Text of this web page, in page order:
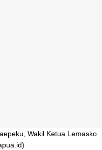
Wakil Ketua Lemasko